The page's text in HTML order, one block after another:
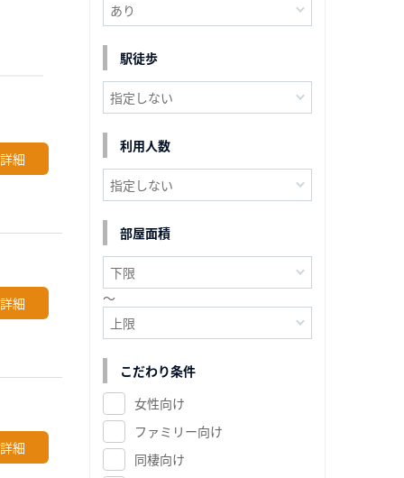
詳細
詳細
詳細
駅徒歩
利用人数
部屋面積
～
こだわり条件
女性向け
ファミリー向け
同棲向け